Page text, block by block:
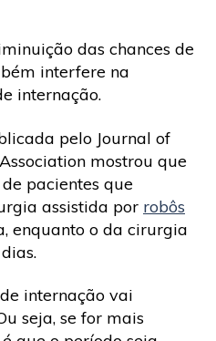
das chances de
interfere na
internação.
pelo Journal of
mostrou que
pacientes que
assistida por robôs
enquanto o da cirurgia
internação vai
seja, se for mais